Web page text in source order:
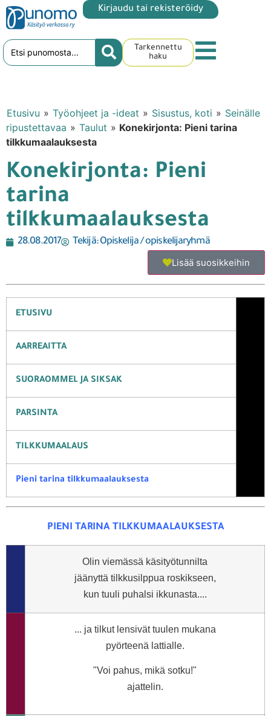
Kirjaudu tai rekisteröidy
Tarkennettu
haku
Etusivu » Työohjeet ja -ideat » Sisustus, koti » Seinälle
ripustettavaa » Taulut » Konekirjonta: Pieni tarina
tilkkumaalauksesta
Konekirjonta: Pieni
tarina
tilkkumaalauksesta
28.08.2017 Tekijä:Opiskelija / opiskelijaryhmä
Lisää suosikkeihin
ETUSIVU
AARREAITTA
SUORAOMMEL JA SIKSAK
PARSINTA
TILKKUMAALAUS
Pieni tarina tilkkumaalauksesta
PIENI TARINA TILKKUMAALAUKSESTA
Olin viemässä käsityötunnilta
jäänyttä tilkkusilppua roskikseen,
kun tuuli puhalsi ikkunasta....
... ja tilkut lensivät tuulen mukana
pyörteenä lattialle.
"Voi pahus, mikä sotku!"
ajattelin.